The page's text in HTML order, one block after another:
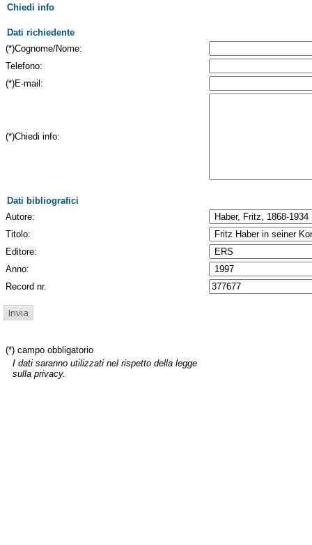
Chiedi info
Dati richiedente
(*)Cognome/Nome:
Telefono:
(*)E-mail:
(*)Chiedi info:
Dati bibliografici
Autore:
Titolo:
Editore:
Anno:
Record nr.
(*) campo obbligatorio
I dati saranno utilizzati nel rispetto della legge
sulla privacy.